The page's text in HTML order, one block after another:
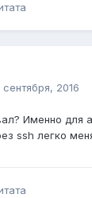
сентября, 2016
Именно для
ssh легко